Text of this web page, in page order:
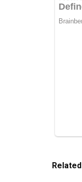
Related